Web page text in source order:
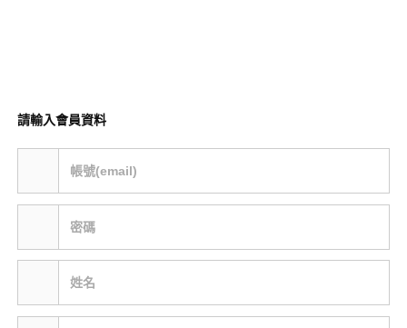
請輸入會員資料
帳號(email)
密碼
姓名